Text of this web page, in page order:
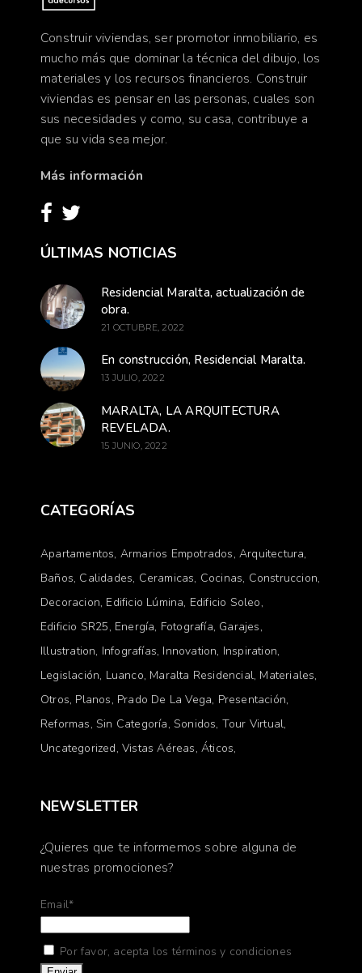
Construir viviendas, ser promotor inmobiliario, es
mucho más que dominar la técnica del dibujo, los
materiales y los recursos financieros. Construir
viviendas es pensar en las personas, cuales son
sus necesidades y como, su casa, contribuye a
que su vida sea mejor.
Más información
ÚLTIMAS NOTICIAS
Residencial Maralta, actualización de
obra.
21 OCTUBRE, 2022
En construcción, Residencial Maralta.
13 JULIO, 2022
MARALTA, LA ARQUITECTURA
REVELADA.
15 JUNIO, 2022
CATEGORÍAS
Apartamentos Armarios Empotrados Arquitectura
Baños Calidades Ceramicas Cocinas Construccion
Decoracion Edificio Lúmina Edificio Soleo
Edificio SR25 Energía Fotografía Garajes
Illustration Infografías Innovation Inspiration
Legislación Luanco Maralta Residencial Materiales
Otros Planos Prado De La Vega Presentación
Reformas Sin Categoría Sonidos Tour Virtual
Uncategorized Vistas Aéreas Áticos
NEWSLETTER
¿Quieres que te informemos sobre alguna de
nuestras promociones?
Email*
Por favor, acepta los términos y condiciones